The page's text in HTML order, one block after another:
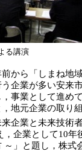
る講演
から「しまね地
企業が多い安来
事業として進め
地元企業の取り
企業と未来技術
，企業として10年
～」と題し，株式